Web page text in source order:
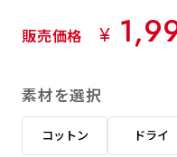
販売価格 ¥
素材を選択
コットン ドライ
リピート（要画像
返事を頂いたあと
入稿（AI／PSD）
シ
近距離の歩行者や、
ショ
近距離の歩行者や、
上下チチ
（上と下）
上下左右
（上と左右） （四
ハトメ四隅 ハ
文字の上